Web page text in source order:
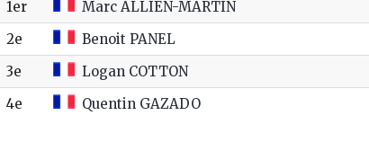
1er Marc ALLIEN-MARTIN
2e
Benoit PANEL
3e
Logan COTTON
4e
Quentin GAZADO